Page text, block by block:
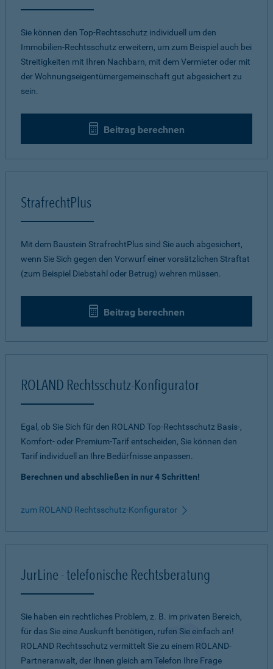
Sie können den Top-Rechtsschutz individuell um den
Immobilien-Rechtsschutz erweitern, um zum Beispiel auch bei
Streitigkeiten mit Ihren Nachbarn, mit dem Vermieter oder mit
der Wohnungseigentümergemeinschaft gut abgesichert zu
sein.
Beitrag berechnen
StrafrechtPlus
Mit dem Baustein StrafrechtPlus sind Sie auch abgesichert,
wenn Sie Sich gegen den Vorwurf einer vorsätzlichen Straftat
(zum Beispiel Diebstahl oder Betrug) wehren müssen.
Beitrag berechnen
ROLAND Rechtsschutz-Konfigurator
Egal, ob Sie Sich für den ROLAND Top-Rechtsschutz Basis-,
Komfort- oder Premium-Tarif entscheiden, Sie können den
Tarif individuell an Ihre Bedürfnisse anpassen.
Berechnen und abschließen in nur 4 Schritten!
zum ROLAND Rechtsschutz-Konfigurator
JurLine - telefonische Rechtsberatung
Sie haben ein rechtliches Problem, z. B. im privaten Bereich,
für das Sie eine Auskunft benötigen, rufen Sie einfach an!
ROLAND Rechtsschutz vermittelt Sie zu einem ROLAND-
Partneranwalt, der Ihnen gleich am Telefon Ihre Frage